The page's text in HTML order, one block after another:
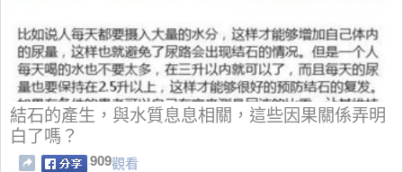
結石的產生，與水質息息相關，這些因果關係弄明
白了嗎？
909觀看